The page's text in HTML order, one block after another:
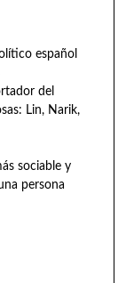
español
del
Lin, Narik,
sociable y
persona